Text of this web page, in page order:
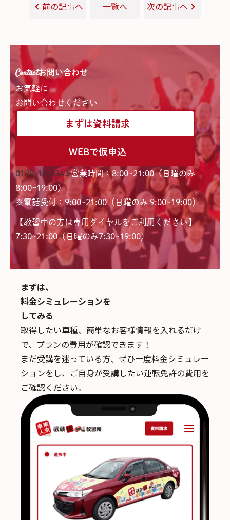
前の記事へ 一覧へ 次の記事へ
Contactお問い合わせ
お気軽に
お問い合わせください
まずは資料請求
WEBで仮申込
0120-15-6343 営業時間：8:00~21:00（日曜のみ
8:00~19:00）
※電話受付：9:00~21:00（日曜のみ 9:00~19:00）
【教習中の方は専用ダイヤルをご利用ください】
7:30~21:00（日曜のみ7:30~19:00)
まずは、
料金シミュレーションを
してみる
取得したい車種、簡単なお客様情報を入れるだけ
で、 プランの費用が確認できます！
まだ受講を迷っている方、ぜひ一度料金シミュレー
ションをし、ご自身が受講したい運転免許の費用を
ご確認ください。